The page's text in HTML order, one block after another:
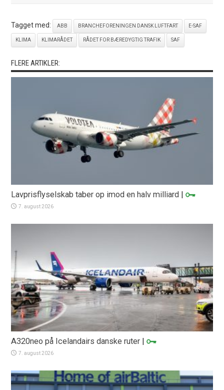
Tagget med: ABB BRANCHEFORENINGEN DANSK LUFTFART E-SAF
KLIMA KLIMARÅDET RÅDET FOR BÆREDYGTIG TRAFIK SAF
FLERE ARTIKLER:
Lavprisflyselskab taber op imod en halv milliard |
7. august 2026
A320neo på Icelandairs danske ruter |
7. august 2026